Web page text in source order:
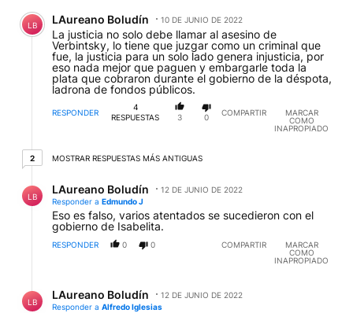
Comentario de LAureano Boludín.
LB LAureano Boludín 10 DE JUNIO DE 2022
La justicia no solo debe llamar al asesino de
Verbintsky, lo tiene que juzgar como un criminal que
fue, la justicia para un solo lado genera injusticia, por
eso nada mejor que paguen y embargarle toda la
plata que cobraron durante el gobierno de la déspota,
ladrona de fondos públicos.
RESPONDER
4
RESPUESTAS
3 0
COMPARTIR
MARCAR
COMO
INAPROPIADO
22 respuestas más antiguas
MOSTRAR RESPUESTAS MÁS ANTIGUAS
LB
LAureano Boludín
12 DE JUNIO DE 2022
Responder a Edmundo J
Eso es falso, varios atentados se sucedieron con el
gobierno de Isabelita.
RESPONDER 0 0 COMPARTIR
MARCAR
COMO
INAPROPIADO
LB
LAureano Boludín
12 DE JUNIO DE 2022
Responder a Alfredo Iglesias